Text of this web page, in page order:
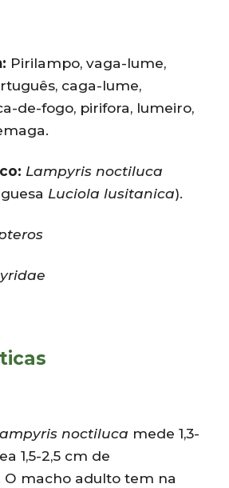
Pirilampo, vaga-lume,
caga-lume,
de-fogo, pirifora, lumeiro,
Lampyris noctiluca
Luciola lusitanica).
noctiluca mede 1,3-
1,5-2,5 cm de
macho adulto tem na